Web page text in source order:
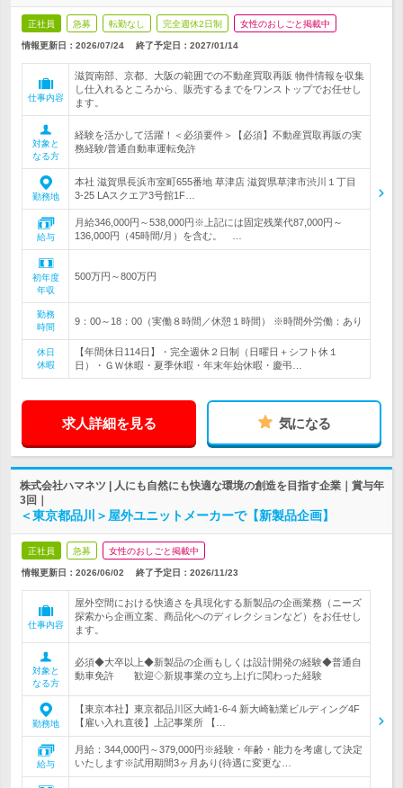
正社員 急募 転勤なし 完全週休2日制 女性のおしごと掲載中
情報更新日：2026/07/24 終了予定日： 2027/01/14
仕事内容
滋賀南部、京都、大阪の範囲での不動産買取再販 物件情報を収集
し仕入れるところから、販売するまでをワンストップでお任せし
ます。
対象と
なる方
経験を活かして活躍！＜必須要件＞【必須】不動産買取再販の実
務経験/普通自動車運転免許
勤務地
本社 滋賀県長浜市室町655番地 草津店 滋賀県草津市渋川１丁目
3-25 LAスクエア3号館1F…
給与
月給346,000円～538,000円※上記には固定残業代87,000円～
136,000円（45時間/月）を含む。 …
初年度
年収
500万円～800万円
勤務
時間
9：00～18：00（実働８時間／休憩１時間） ※時間外労働：あり
休日
休暇
【年間休日114日】・完全週休２日制（日曜日＋シフト休１
日）・ＧＷ休暇・夏季休暇・年末年始休暇・慶弔…
求人詳細を見る 気になる
株式会社ハマネツ | 人にも自然にも快適な環境の創造を目指す企業｜賞与年
3回｜
＜東京都品川＞屋外ユニットメーカーで【新製品企画】
正社員 急募 女性のおしごと掲載中
情報更新日：2026/06/02 終了予定日： 2026/11/23
仕事内容
屋外空間における快適さを具現化する新製品の企画業務（ニーズ
探索から企画立案、商品化へのディレクションなど）をお任せし
ます。
対象と
なる方
必須◆大卒以上◆新製品の企画もしくは設計開発の経験◆普通自
動車免許 歓迎◇新規事業の立ち上げに関わった経験
勤務地
【東京本社】東京都品川区大崎1-6-4 新大崎勧業ビルディング4F
【雇い入れ直後】上記事業所 【…
給与
月給：344,000円～379,000円※経験・年齢・能力を考慮して決定
いたします※試用期間3ヶ月あり(待遇に変更な…